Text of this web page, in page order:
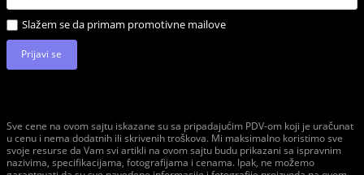
Slažem se da primam promotivne mailove
Prijavi se
Sve cene na ovom sajtu iskazane su sa pripadajućim PDV-om koji je uračunat
u cenu i nema dodatnih ili skrivenih troškova. Mi maksimalno koristimo sve
svoje resurse da Vam svi artikli na ovom sajtu budu prikazani sa ispravnim
nazivima, specifikacijama, fotografijama i cenama. Ipak, ne možemo